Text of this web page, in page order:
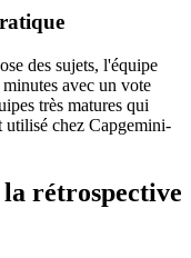
des sujets, l'équipe
avec un vote
très matures qui
chez Capgemini-
rétrospective